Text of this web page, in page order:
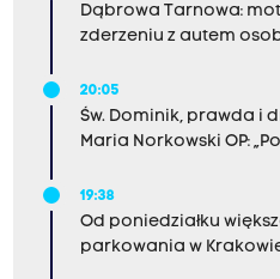
Dąbrowa Tarnowa:
zderzeniu z autem
20:05
Św. Dominik, prawda i
Maria Norkowski OP:
19:38
Od poniedziałku
parkowania w